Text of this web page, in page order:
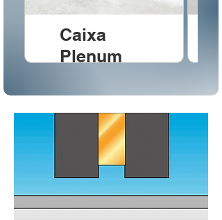
Caixa
Plenum